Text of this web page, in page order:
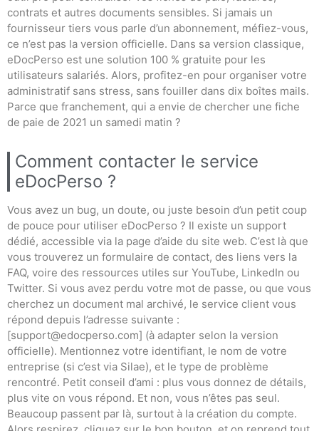
contrats et autres documents sensibles. Si jamais un
fournisseur tiers vous parle d’un abonnement, méfiez-vous,
ce n’est pas la version officielle. Dans sa version classique,
eDocPerso est une solution 100 % gratuite pour les
utilisateurs salariés. Alors, profitez-en pour organiser votre
administratif sans stress, sans fouiller dans dix boîtes mails.
Parce que franchement, qui a envie de chercher une fiche
de paie de 2021 un samedi matin ?
Comment contacter le service
eDocPerso ?
Vous avez un bug, un doute, ou juste besoin d’un petit coup
de pouce pour utiliser eDocPerso ? Il existe un support
dédié, accessible via la page d’aide du site web. C’est là que
vous trouverez un formulaire de contact, des liens vers la
FAQ, voire des ressources utiles sur YouTube, LinkedIn ou
Twitter. Si vous avez perdu votre mot de passe, ou que vous
cherchez un document mal archivé, le service client vous
répond depuis l’adresse suivante :
[support@edocperso.com] (à adapter selon la version
officielle). Mentionnez votre identifiant, le nom de votre
entreprise (si c’est via Silae), et le type de problème
rencontré. Petit conseil d’ami : plus vous donnez de détails,
plus vite on vous répond. Et non, vous n’êtes pas seul.
Beaucoup passent par là, surtout à la création du compte.